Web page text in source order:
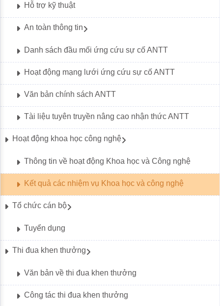
Hỗ trợ kỹ thuật
An toàn thông tin
Danh sách đầu mối ứng cứu sự cố ANTT
Hoạt động mạng lưới ứng cứu sự cố ANTT
Văn bản chính sách ANTT
Tài liệu tuyên truyền nâng cao nhận thức ANTT
Hoạt động khoa học công nghệ
Thông tin về hoạt động Khoa học và Công nghệ
Kết quả các nhiệm vụ Khoa học và công nghệ
Tổ chức cán bộ
Tuyển dụng
Thi đua khen thưởng
Văn bản về thi đua khen thưởng
Công tác thi đua khen thưởng